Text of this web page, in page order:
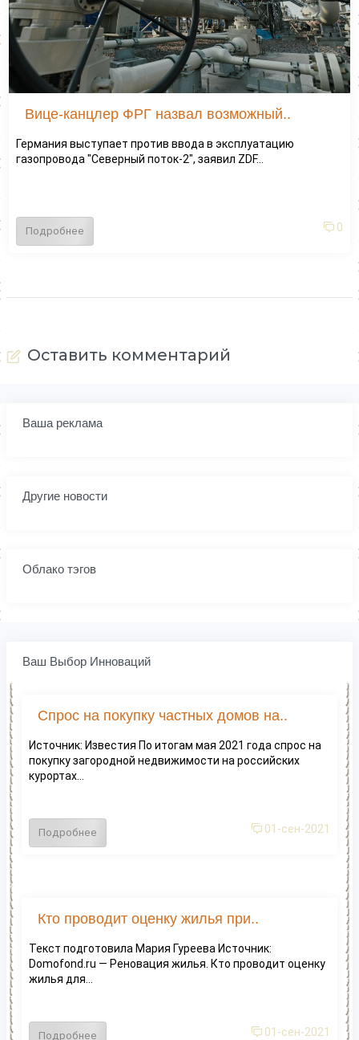
Вице-канцлер ФРГ назвал возможный..
Германия выступает против ввода в эксплуатацию
газопровода "Северный поток-2", заявил ZDF...
Подробнее 0
Оставить комментарий
Ваша реклама
Другие новости
Облако тэгов
Ваш Выбор Инноваций
Спрос на покупку частных домов на..
Источник: Известия По итогам мая 2021 года спрос на
покупку загородной недвижимости на российских
курортах...
Подробнее 01-сен-2021
Кто проводит оценку жилья при..
Текст подготовила Мария Гуреева Источник:
Domofond.ru — Реновация жилья. Кто проводит оценку
жилья для...
Подробнее 01-сен-2021